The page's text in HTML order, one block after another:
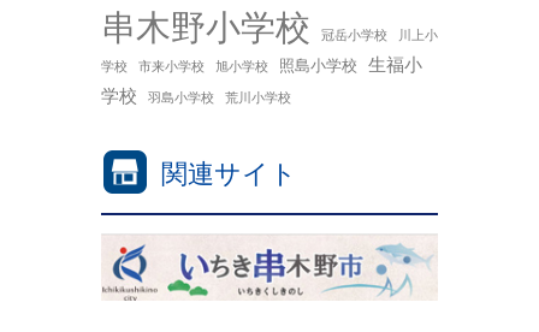
串木野小学校 冠岳小学校
川上小
学校
市来小学校 旭小学校 照島小学校 生福小
学校
羽島小学校 荒川小学校
関連サイト